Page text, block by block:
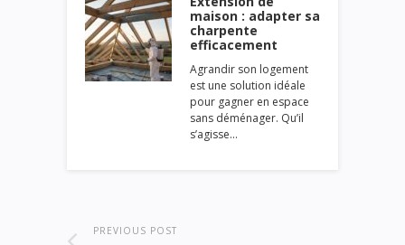
maison : adapter sa
charpente
efficacement
Agrandir son logement
est une solution idéale
pour gagner en espace
sans déménager. Qu’il
s’agisse…
PREVIOUS POST